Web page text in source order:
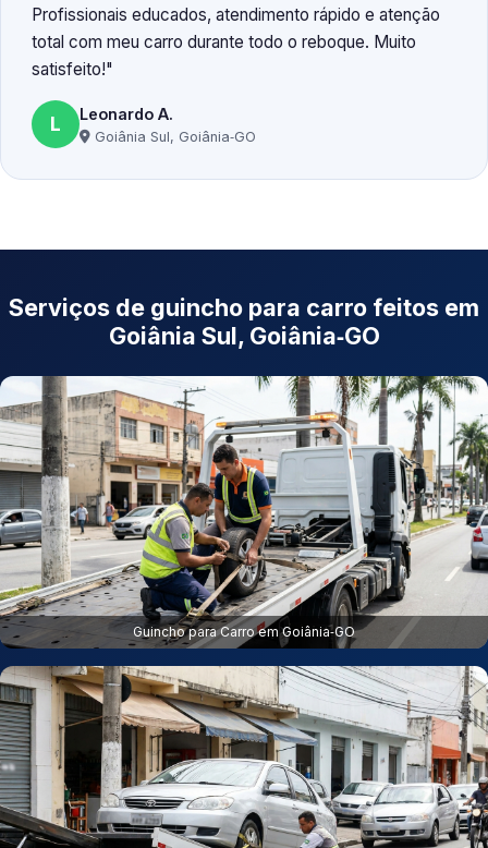
Profissionais educados, atendimento rápido e atenção
total com meu carro durante todo o reboque. Muito
satisfeito!
L Leonardo A.
Goiânia Sul, Goiânia‑GO
Serviços de guincho para carro feitos em
Goiânia Sul, Goiânia‑GO
Guincho para Carro em Goiânia‑GO